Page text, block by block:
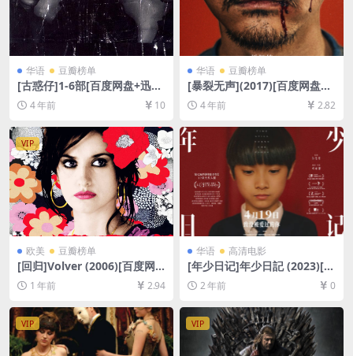
华语 豆瓣榜单
[古惑仔]1-6部[百度网盘+迅雷
云盘资源1080P超清未删减]
[MP4/35GB][粤语原声中文字
幕]
4 年前 10
华语 豆瓣榜单
[暴裂无声](2017)[百度网盘
+迅雷云盘资源1080P超清未
删减][MP4/7.5GB][中文字幕]
4 年前 2.82
VIP
欧美 豆瓣榜单
[回归]Volver (2006)[百度网
盘+夸克网盘1080P超清未删
减资源][网盘在线播放/下载]
[MP4/8.5GB][中文字幕]
1 年前 2.94
华语 高清电影
[年少日记]年少日記 (2023)[百
度网盘+夸克网盘1080P超清
未删减资源][网盘在线播放/下
载][MP4/7.18GB][粤语中字]
2 年前 0
VIP VIP